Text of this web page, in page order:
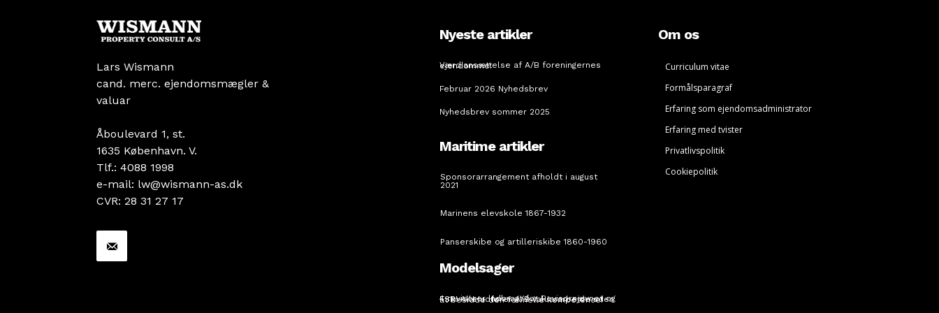
Lars Wismann
cand. merc. ejendomsmægler &
valuar
Åboulevard 1, st.
1635 København. V.
Tlf.: 4088 1998
e-mail: lw@wismann-as.dk
CVR: 28 31 27 17
Nyeste artikler
Værdiansættelse af A/B foreningernes ejendomme:
Februar 2026 Nyhedsbrev
Nyhedsbrev sommer 2025
Maritime artikler
Sponsorarrangement afholdt i august
2021
Marinens elevskole 1867-1932
Panserskibe og artilleriskibe 1860-1960
Modelsager
4 revisorer indbragt for Revisornævnet og FSR! Alle udfører A/B valuararbejde uden at besidde den formelle kompetence!
Om os
Curriculum vitae
Formålsparagraf
Erfaring som ejendomsadministrator
Erfaring med tvister
Privatlivspolitik
Cookiepolitik